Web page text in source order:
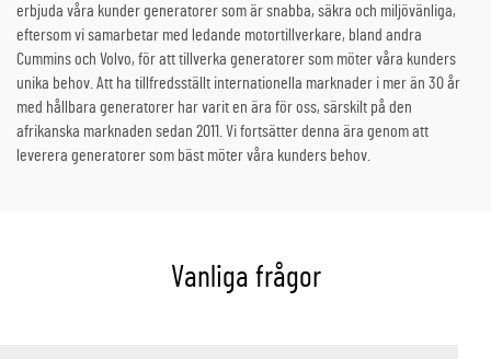
erbjuda våra kunder generatorer som är snabba, säkra och miljövänliga,
eftersom vi samarbetar med ledande motortillverkare, bland andra
Cummins och Volvo, för att tillverka generatorer som möter våra kunders
unika behov. Att ha tillfredsställt internationella marknader i mer än 30 år
med hållbara generatorer har varit en ära för oss, särskilt på den
afrikanska marknaden sedan 2011. Vi fortsätter denna ära genom att
leverera generatorer som bäst möter våra kunders behov.
Vanliga frågor